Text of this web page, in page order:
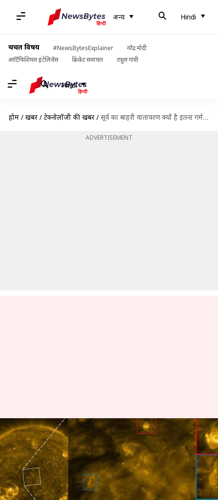
अन्य Hindi
चर्चित विषय #NewsBytesExplainer
नरेंद्र मोदी
आर्टिफिशियल इंटेलिजेंस
क्रिकेट समाचार राहुल गांधी
Hindi
होम / खबरें / टेक्नोलॉजी की खबरें / सूर्य का बाहरी वातावरण क्यों है इतना गर्म? वैज्ञानिकों ने वजह का लगाया पता
ADVERTISEMENT
सूर्य का बाहरी वातावरण क्यों है इतना
गर्म? वैज्ञानिकों ने वजह का लगाया
पता
लेखन बिश्वजीत कुमार Jul 26, 2023 06:23 pm